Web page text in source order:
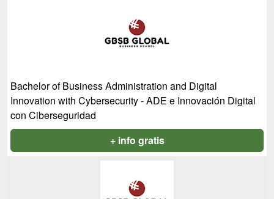
Bachelor of Business Administration and Digital
Innovation with Cybersecurity - ADE e Innovación Digital
con Ciberseguridad
+ info gratis